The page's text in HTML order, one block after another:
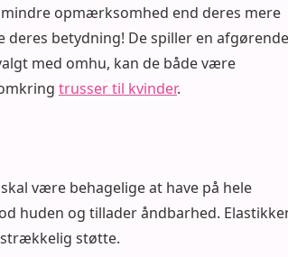
opmærksomhed end deres mere
betydning! De spiller en afgørende
med omhu, kan de både være
trusser til kvinder.
være behagelige at have på hele
huden og tillader åndbarhed.
støtte.